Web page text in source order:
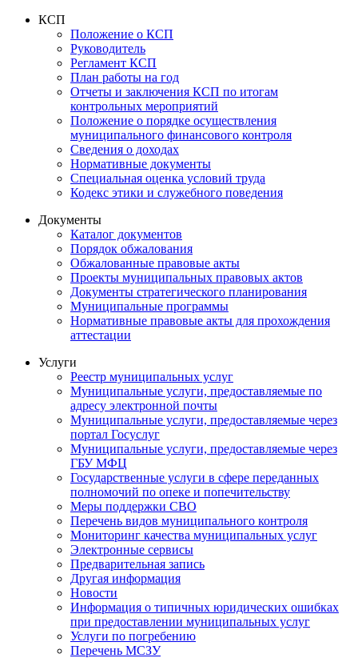
КСП
Положение о КСП
Руководитель
Регламент КСП
План работы на год
Отчеты и заключения КСП по итогам
контрольных мероприятий
Положение о порядке осуществления
муниципального финансового контроля
Сведения о доходах
Нормативные документы
Специальная оценка условий труда
Кодекс этики и служебного поведения
Документы
Каталог документов
Порядок обжалования
Обжалованные правовые акты
Проекты муниципальных правовых актов
Документы стратегического планирования
Муниципальные программы
Нормативные правовые акты для прохождения
аттестации
Услуги
Реестр муниципальных услуг
Муниципальные услуги, предоставляемые по
адресу электронной почты
Муниципальные услуги, предоставляемые через
портал Госуслуг
Муниципальные услуги, предоставляемые через
ГБУ МФЦ
Государственные услуги в сфере переданных
полномочий по опеке и попечительству
Меры поддержки СВО
Перечень видов муниципального контроля
Мониторинг качества муниципальных услуг
Электронные сервисы
Предварительная запись
Другая информация
Новости
Информация о типичных юридических ошибках
при предоставлении муниципальных услуг
Услуги по погребению
Перечень МСЗУ